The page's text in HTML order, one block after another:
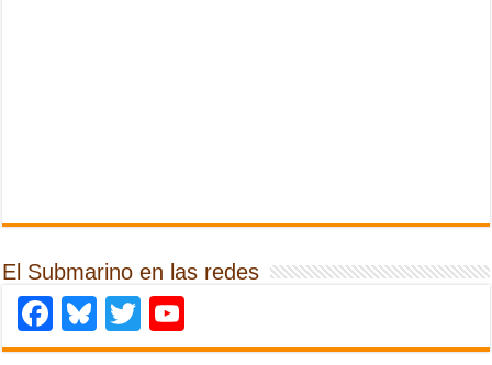
El Submarino en las redes
Facebook
Bluesky
Twitter